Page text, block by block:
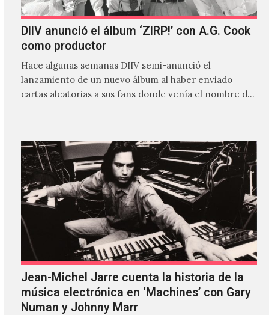
DIIV anunció el álbum ‘ZIRP!’ con A.G. Cook
como productor
Hace algunas semanas DIIV semi-anunció el
lanzamiento de un nuevo álbum al haber enviado
cartas aleatorias a sus fans donde venía el nombre de
Jean-Michel Jarre cuenta la historia de la
música electrónica en ‘Machines’ con Gary
Numan y Johnny Marr